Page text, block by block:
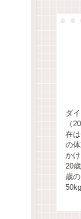
ダ
（
在
の
か
20
歳